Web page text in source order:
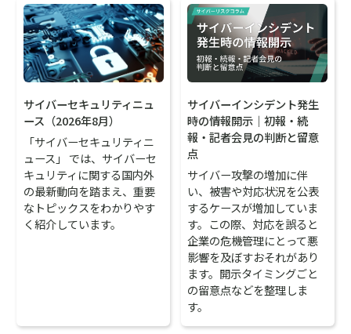
サイバーセキュリティニュ
ース（2026年8月）
「サイバーセキュリティニ
ュース」 では、サイバーセ
キュリティに関する国内外
の最新動向を踏まえ、重要
なトピックスをわかりやす
く紹介しています。
サイバーインシデント発生
時の情報開示｜初報・続
報・記者会見の判断と留意
点
サイバー攻撃の増加に伴
い、被害や対応状況を公表
するケースが増加していま
す。この際、対応を誤ると
企業の危機管理にとって悪
影響を及ぼすおそれがあり
ます。開示タイミングごと
の留意点などを整理しま
す。